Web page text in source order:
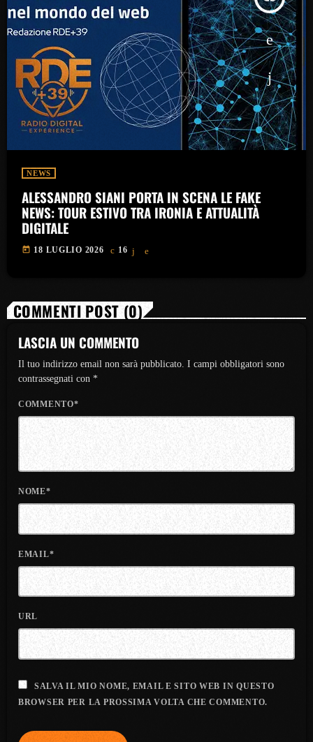
NEWS
ALESSANDRO SIANI PORTA IN SCENA LE FAKE
NEWS: TOUR ESTIVO TRA IRONIA E ATTUALITÀ
DIGITALE
today 18 LUGLIO 2026 16
COMMENTI POST (0)
LASCIA UN COMMENTO
Il tuo indirizzo email non sarà pubblicato. I campi obbligatori sono
contrassegnati con *
COMMENTO*
NOME*
EMAIL*
URL
SALVA IL MIO NOME, EMAIL E SITO WEB IN QUESTO
BROWSER PER LA PROSSIMA VOLTA CHE COMMENTO.